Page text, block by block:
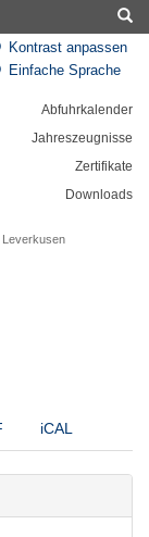
Kontrast anpassen
Einfache Sprache
Abfuhrkalender
Jahreszeugnisse
Zertifikate
Downloads
Leverkusen
iCAL